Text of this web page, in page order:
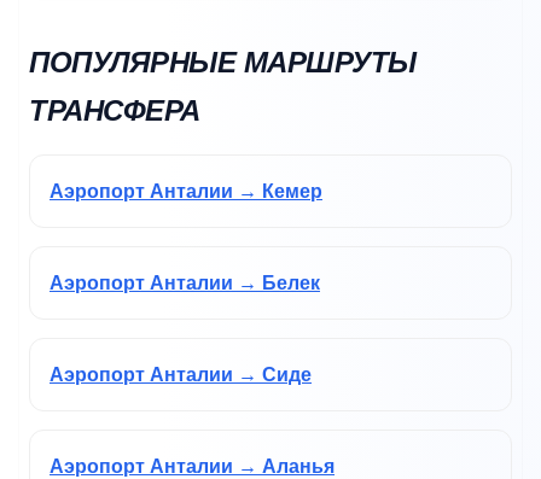
ПОПУЛЯРНЫЕ МАРШРУТЫ
ТРАНСФЕРА
Аэропорт Анталии → Кемер
Аэропорт Анталии → Белек
Аэропорт Анталии → Сиде
Аэропорт Анталии → Аланья